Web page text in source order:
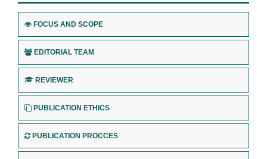
FOCUS AND SCOPE
EDITORIAL TEAM
REVIEWER
PUBLICATION ETHICS
PUBLICATION PROCCES